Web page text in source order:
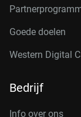
Goede doelen
Western Digital
Bedrijf
Info over ons